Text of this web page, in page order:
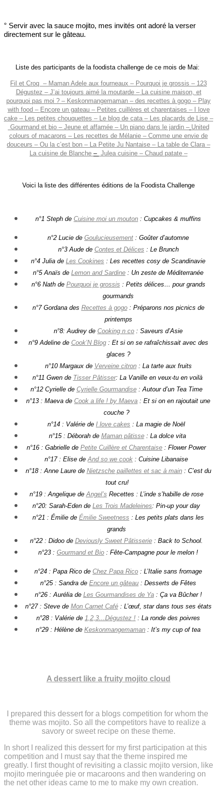
° Servir avec la sauce mojito, mes invités ont adoré la verser
directement sur le gâteau.
Liste des participants de la foodista challenge de ce mois de Mai:
Fil et Croq – Maman Adele aux fourneaux – Pourquoi je grossis – 123
Dégustez –J’ai toujours aimé la moutarde –La cuisine maison, et
pourquoi pas moi ? – Keskonmangemaman – des recettes à gogo – Play
with food – Encore un gateau – Petites cuillères et charentaises –
I love
cake – Les petites chouquettes –Le blog de cata –Les placards de Lise –
Gourmand et bio – Jeune et affamée –Un piano dans le jardin – United
colours of macarons –Les recettes de Mélanie –Comme une envie de
douceurs – Ou la c’est bon – La Petite Ju Nantaise – La table de Clara –
La cuisine de Blanche – Julea cuisine – Chaud patate –
Voici la liste des différentes éditions de la Foodista Challenge
n°1 Steph de Cuisine moi un mouton : Cupcakes & muffins
n°2 Lucie de Goulucieusement : Goûter d’automne
n°3 Aude de Contes et Délices : Le Brunch
n°4 Julia de Les Cookines : Les recettes cosy de Scandinavie
n°5 Anaïs de Lemon and Sardine : Un zeste de Méditerranée
n°6 Nath de Pourquoi je grossis : Petits délices… pour grands
gourmands
n°7 Gordana des Recettes à gogo: Préparons nos picnics de
printemps
n°8: Audrey de Cooking n co : Saveurs d’Asie
n°9 Adeline de Cook’N Blog: Et si on se rafraîchissait avec des
glaces ?
n°10 Margaux de Verveine citron: La tarte aux fruits
n°11 Gwen de Tisser Pâtisser: La Vanille en veux-tu en voilà
n°12 Cyrielle de Cyrielle Gourmandise: Autour d’un Tea Time
n°13 : Maeva de Cook a life ! by Maeva : Et si on en rajoutait une
couche ?
n°14 : Valérie de I love cakes : La magie de Noël
n°15 : Déborah de Maman pâtisse: La dolce vita
n°16 : Gabrielle de Petite Cuillère et Charentaise : Flower Power
n°17 : Elise de And so we cook : Cuisine Libanaise
n°18 : Anne Laure de Nietzsche paillettes et sac à main: C’est du
tout cru!
n°19 : Angelique de Angel’s Recettes : L’inde s’habille de rose
n°20: Sarah-Eden de Les Trois Madeleines: Pin-up your day
n°21 : Émilie de Émilie Sweetness : Les petits plats dans les
grands
n°22 : Didoo de Deviously Sweet Pâtisserie: Back to School.
n°23 : Gourmand et Bio : Fête-Campagne pour le melon !
n°24 : Papa Rico de Chez Papa Rico : L’Italie sans fromage
n°25 : Sandra de Encore un gâteau : Desserts de Fêtes
n°26 : Aurélia de Les Gourmandises de Ya: Ça va Bûcher !
n°27 : Steve de Mon Carnet Café: L’œuf, star dans tous ses états
n°28 : Valérie de 1,2,3…Dégustez ! : La ronde des poivres
n°29 : Hélène de Keskonmangemaman : It’s my cup of tea
A dessert like a fruity mojito cloud
I prepared this dessert for a blogs competition for whom the
theme was mojito. So all the competitors have to realize a
savory or sweet recipe on these theme.
In short I realized this dessert for my first participation at this
competition and I must say that the theme inspired me
greatly. I first thought of revisiting a classic mojito version, like
mojito meringuée pie or macaroons and then wandering on
the net other ideas came to me to make my own creation.